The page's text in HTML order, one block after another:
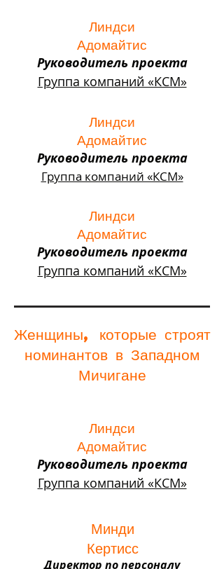
Линдси
Адомайтис
Руководитель проекта
Группа компаний «КСМ»
Линдси
Адомайтис
Руководитель проекта
Группа компаний «КСМ»
Линдси
Адомайтис
Руководитель проекта
Группа компаний «КСМ»
Женщины, которые строят
номинантов в Западном
Мичигане
Линдси
Адомайтис
Руководитель проекта
Группа компаний «КСМ»
Минди
Кертисс
Директор по персоналу